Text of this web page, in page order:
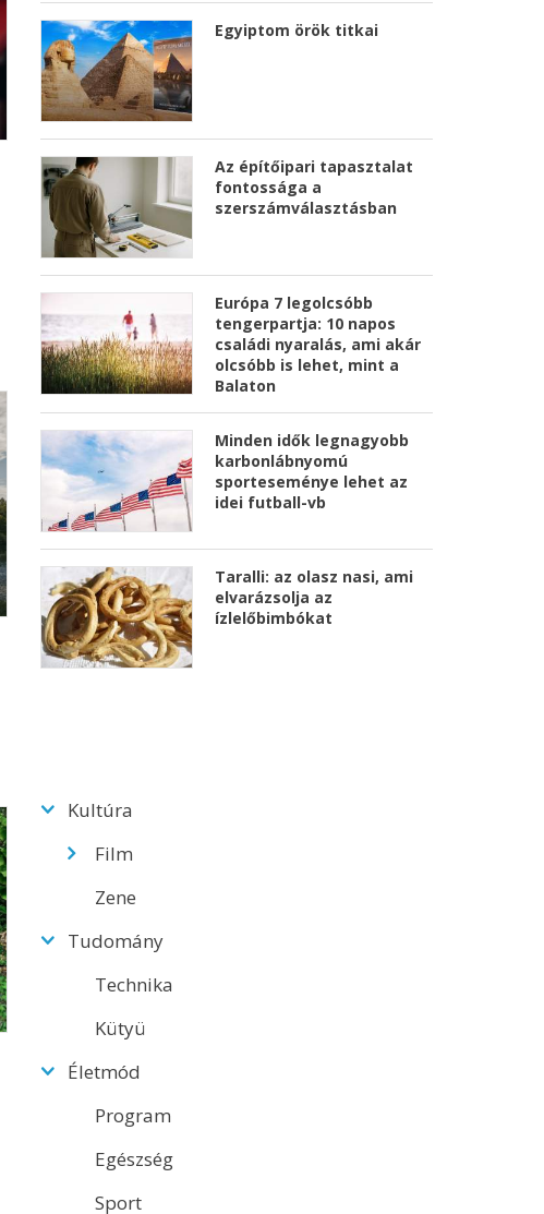
Egyiptom örök titkai
Az építőipari tapasztalat
fontossága a
szerszámválasztásban
Európa 7 legolcsóbb
tengerpartja: 10 napos
családi nyaralás, ami akár
olcsóbb is lehet, mint a
Balaton
Minden idők legnagyobb
karbonlábnyomú
sporteseménye lehet az
idei futball-vb
Taralli: az olasz nasi, ami
elvarázsolja az
ízlelőbimbókat
Kultúra
Film
Zene
Tudomány
Technika
Kütyü
Életmód
Program
Egészség
Sport